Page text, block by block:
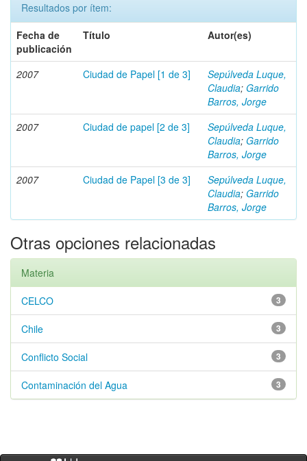
Resultados por ítem:
Fecha de
publicación
Título Autor(es)
2007 Ciudad de Papel [1 de 3]
Sepúlveda Luque,
Claudia; Garrido
Barros, Jorge
2007
Ciudad de papel [2 de 3]
Sepúlveda Luque,
Claudia; Garrido
Barros, Jorge
2007
Ciudad de Papel [3 de 3]
Sepúlveda Luque,
Claudia; Garrido
Barros, Jorge
Otras opciones relacionadas
Materia
3
CELCO
3
Chile
3
Conflicto Social
3
Contaminación del Agua